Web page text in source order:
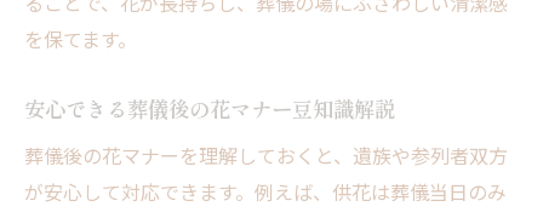
を保てます。
安心できる葬儀後の花マナー豆知識解説
葬儀後の花マナーを理解しておくと、遺族や参列者双方
が安心して対応できます。例えば、供花は葬儀当日のみ